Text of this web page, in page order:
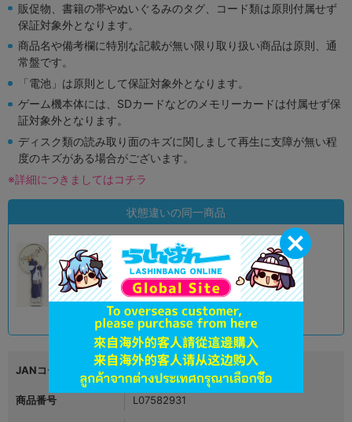
販促物、書籍の帯やぬいぐるみのタグ、コード類は原則付属せず
保証対象外となります。
商品名や備考欄に特別な記載が無い限り取り扱い商品は原則、通
常盤です。
「電池」は原則として保証対象外となります。
ゲーム機本体には、SDカードなどのメモリーカードは付属せず保
証対象外となります。
ディスク類の読み取り面のキズに関しまして再生に支障が無い程
度のキズがある場合がございます。
※詳細につきましてはコチラ
状態違いの同一商品
状態 : A
オンライン
在庫あり 690円 税込
JANコード 4999999999999
商品番号 L07582931